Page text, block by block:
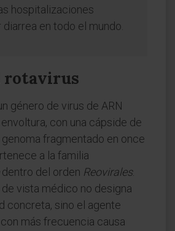
hospitalizaciones
en todo el mundo.
rotavirus
género de virus de ARN
con una cápside de
fragmentado en once
a la familia
dentro del orden Reovirales.
vista médico no designa
concreta, sino el agente
más frecuencia causa